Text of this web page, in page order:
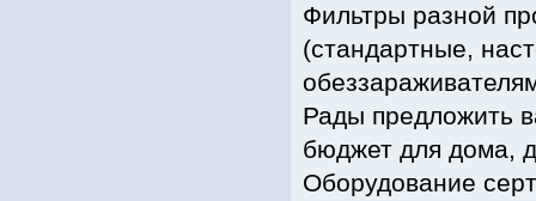
Фильтры разной
(стандартные,
Рады предложить
бюджет для дома,
Оборудование